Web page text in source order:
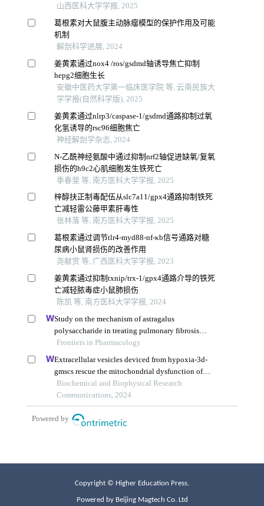
Copyright © Higher Education Press.
Powered by Beijing Magtech Co. Ltd